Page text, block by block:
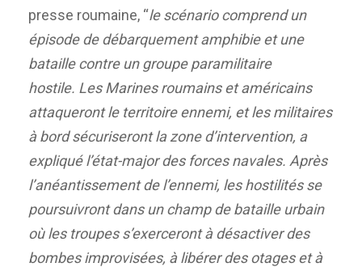
presse roumaine, “le scénario comprend un
épisode de débarquement amphibie et une
bataille contre un groupe paramilitaire
hostile. Les Marines roumains et américains
attaqueront le territoire ennemi, et les militaires
à bord sécuriseront la zone d’intervention, a
expliqué l’état-major des forces navales. Après
l’anéantissement de l’ennemi, les hostilités se
poursuivront dans un champ de bataille urbain
où les troupes s’exerceront à désactiver des
bombes improvisées, à libérer des otages et à